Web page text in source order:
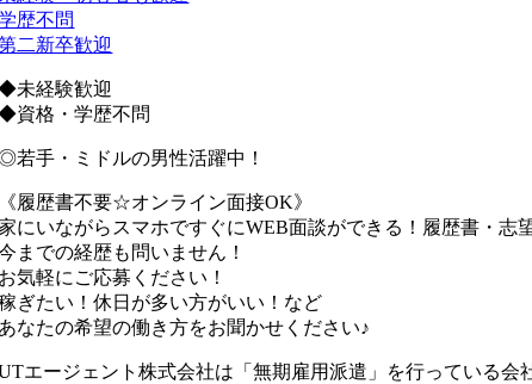
歴不問
二新卒歓迎
未経験歓迎
資格・学歴不問
若手・ミドルの男性活躍中！
《履歴書不要☆オンライン面接OK》
にいながらスマホですぐにWEB面談ができる！履歴書・志
までの経歴も問いません！
お気軽にご応募ください！
ぎたい！休日が多い方がいい！など
あなたの希望の働き方をお聞かせください♪
エージェント株式会社は「無期雇用派遣」を行っている会